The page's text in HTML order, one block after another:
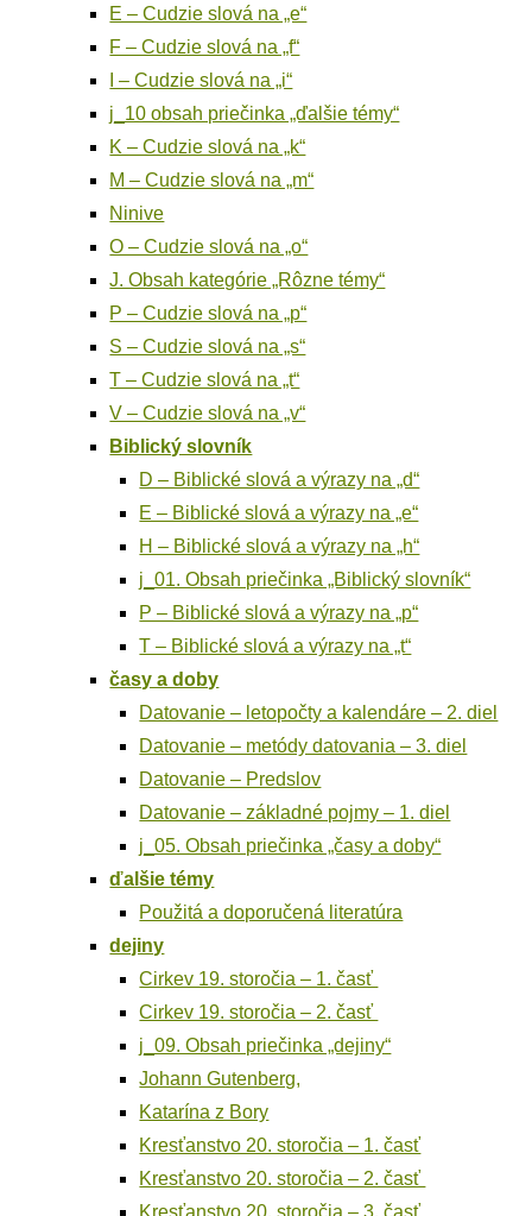
E – Cudzie slo­vá na „e“
F – Cudzie slo­vá na „f“
I – Cudzie slo­vá na „i“
j_10 obsah prie­čin­ka „ďal­šie témy“
K – Cudzie slo­vá na „k“
M – Cudzie slo­vá na „m“
Nini­ve
O – Cudzie slo­vá na „o“
J. Obsah kate­gó­rie „Rôz­ne témy“
P – Cudzie slo­vá na „p“
S – Cudzie slo­vá na „s“
T – Cudzie slo­vá na „t“
V – Cudzie slo­vá na „v“
Bib­lic­ký slovník
D – Bib­lic­ké slo­vá a výra­zy na „d“
E – Bib­lic­ké slo­vá a výra­zy na „e“
H – Bib­lic­ké slo­vá a výra­zy na „h“
j_01. Obsah prie­čin­ka „Bib­lic­ký slovník“
P – Bib­lic­ké slo­vá a výra­zy na „p“
T – Bib­lic­ké slo­vá a výra­zy na „t“
časy a doby
Dato­va­nie – leto­poč­ty a kalen­dá­re – 2. diel
Dato­va­nie – metó­dy dato­va­nia – 3. diel
Dato­va­nie – Predslov
Dato­va­nie – základ­né poj­my – 1. diel
j_05. Obsah prie­čin­ka „časy a doby“
ďal­šie témy
Pou­ži­tá a dopo­ru­če­ná literatúra
deji­ny
Cir­kev 19. sto­ro­čia – 1. časť
Cir­kev 19. sto­ro­čia – 2. časť
j_09. Obsah prie­čin­ka „deji­ny“
Johann Guten­berg,
Kata­rí­na z Bory
Kres­ťan­stvo 20. sto­ro­čia – 1. časť
Kres­ťan­stvo 20. sto­ro­čia – 2. časť
Kres­ťan­stvo 20. sto­ro­čia – 3. časť